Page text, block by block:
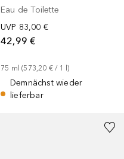
Eau de Toilette
UVP 83,00 €
42,99 €
75 ml (573,20 € / 1 l)
Demnächst wieder
lieferbar
Größe